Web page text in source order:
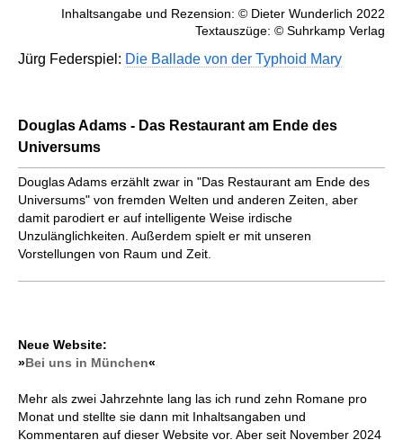
Inhaltsangabe und Rezension: © Dieter Wunderlich 2022
Textauszüge: © Suhrkamp Verlag
Jürg Federspiel: Die Ballade von der Typhoid Mary
Douglas Adams - Das Restaurant am Ende des
Universums
Douglas Adams erzählt zwar in "Das Restaurant am Ende des
Universums" von fremden Welten und anderen Zeiten, aber
damit parodiert er auf intelligente Weise irdische
Unzulänglichkeiten. Außerdem spielt er mit unseren
Vorstellungen von Raum und Zeit.
Neue Website:
»Bei uns in München«
Mehr als zwei Jahrzehnte lang las ich rund zehn Romane pro
Monat und stellte sie dann mit Inhaltsangaben und
Kommentaren auf dieser Website vor. Aber seit November 2024